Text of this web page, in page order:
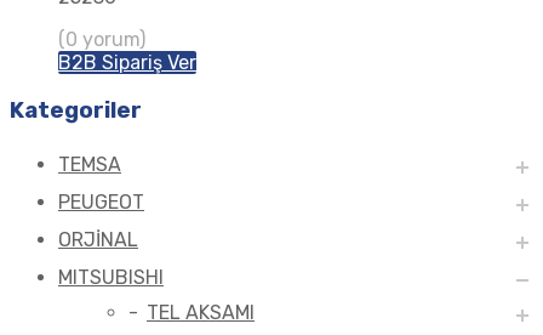
(0 yorum)
B2B Sipariş Ver
Kategoriler
TEMSA
PEUGEOT
ORJİNAL
MITSUBISHI
TEL AKSAMI